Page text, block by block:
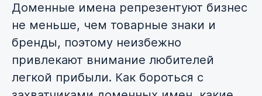
Доменные имена репрезентуют бизнес
не меньше, чем товарные знаки и
бренды, поэтому неизбежно
привлекают внимание любителей
легкой прибыли. Как бороться с